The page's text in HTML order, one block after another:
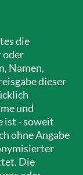
die
oder
Namen,
dieser
und
ist - soweit
ohne Angabe
Die